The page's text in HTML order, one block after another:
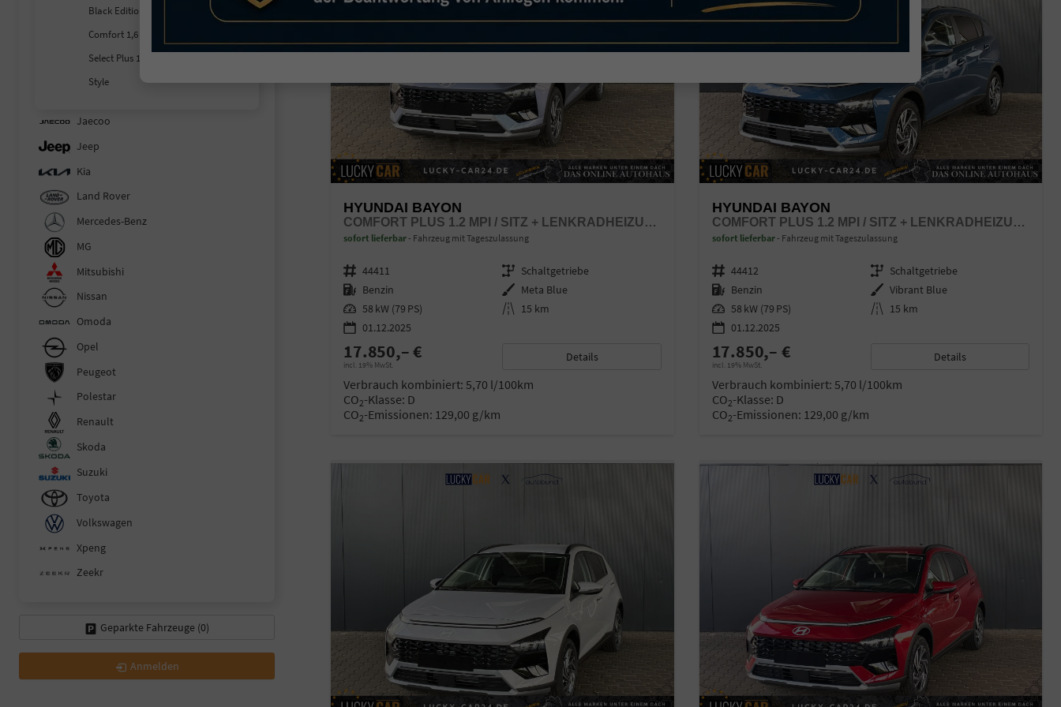
HYUNDAI BAYON
COMFORT PLUS 1.2 MPI / SITZ + LENKRADHEIZUNG PDC V&H KAMERA LED TEMPOMAT KEYLESS ALU 16"
sofort lieferbar Fahrzeug mit Tageszulassung
Fahrzeugnr. 44411 Getriebe Schaltgetriebe
Kraftstoff Benzin Außenfarbe Meta Blue
Leistung 58 kW (79 PS) Kilometerstand 15 km
01.12.2025
17.850,– €
incl. 19% MwSt.
Details
Verbrauch kombiniert: 5,70 l/100km
CO2-Klasse: D
CO2-Emissionen: 129,00 g/km
HYUNDAI BAYON
COMFORT PLUS 1.2 MPI / SITZ + LENKRADHEIZUNG PDC V&H KAMERA LED TEMPOMAT KEYLESS ALU 16"
sofort lieferbar Fahrzeug mit Tageszulassung
Fahrzeugnr. 44412 Getriebe Schaltgetriebe
Kraftstoff Benzin Außenfarbe Vibrant Blue
Leistung 58 kW (79 PS) Kilometerstand 15 km
01.12.2025
17.850,– €
incl. 19% MwSt.
Details
Verbrauch kombiniert: 5,70 l/100km
CO2-Klasse: D
CO2-Emissionen: 129,00 g/km
Black Edition 1.6 T-GDi 6-Gang
Comfort 1,6 T-GDI 110KW MJ27
Select Plus 1.6 T-GDi 7 DCT
Style
Jaecoo
Jeep
Kia
Land Rover
Mercedes-Benz
MG
Mitsubishi
Nissan
Omoda
Opel
Peugeot
Polestar
Renault
Skoda
Suzuki
Toyota
Volkswagen
Xpeng
Zeekr
Geparkte Fahrzeuge (0)
Anmelden